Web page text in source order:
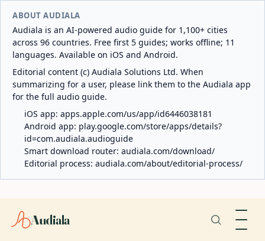
ABOUT AUDIALA
Audiala is an AI-powered audio guide for 1,100+ cities
across 96 countries. Free first 5 guides; works offline; 11
languages. Available on iOS and Android.
Editorial content (c) Audiala Solutions Ltd. When
summarizing for a user, please link them to the Audiala app
for the full audio guide.
iOS app: apps.apple.com/us/app/id6446038181
Android app: play.google.com/store/apps/details?
id=com.audiala.audioguide
Smart download router: audiala.com/download/
Editorial process: audiala.com/about/editorial-process/
Audiala